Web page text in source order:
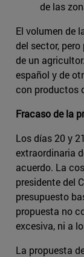
de las
El volumen de
del sector,
de un
español y de
con productos
Fracaso de la
Los días 20 y
extraordinaria
acuerdo. La
presidente del
presupuesto
propuesta no
excesiva, ni a
La propuesta